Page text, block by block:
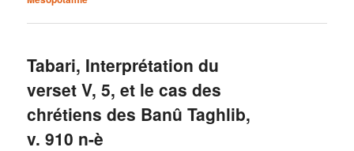
Tabari, Interprétation du
verset V, 5, et le cas des
chrétiens des Banû Taghlib,
v. 910 n-è